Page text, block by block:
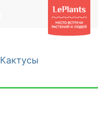
Кактусы